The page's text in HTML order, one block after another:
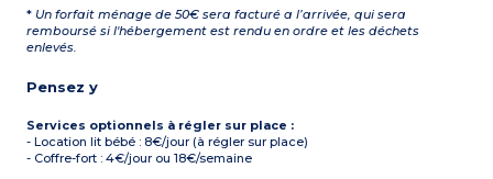
* Un forfait ménage de 50€ sera facturé a l’arrivée, qui sera
remboursé si l'hébergement est rendu en ordre et les déchets
enlevés.
Pensez y
Services optionnels à régler sur place :
- Location lit bébé : 8€/jour (à régler sur place)
- Coffre-fort : 4€/jour ou 18€/semaine